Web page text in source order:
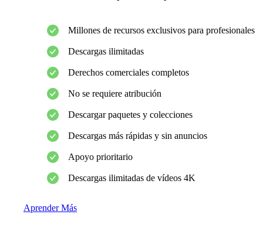
Millones de recursos exclusivos para profesionales
Descargas ilimitadas
Derechos comerciales completos
No se requiere atribución
Descargar paquetes y colecciones
Descargas más rápidas y sin anuncios
Apoyo prioritario
Descargas ilimitadas de vídeos 4K
Aprender Más